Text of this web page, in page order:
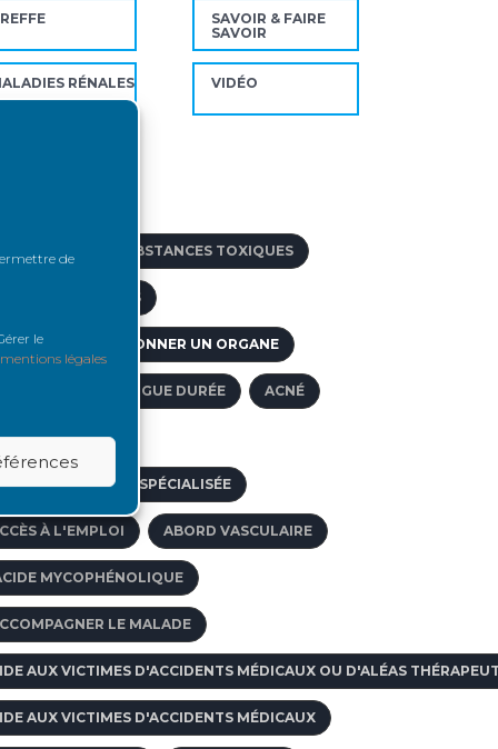
de
le
mentions légales
SAVOIR & FAIRE
SAVOIR
RÉNALES VIDÉO
DE SUBSTANCES TOXIQUES
VASCULAIRES
LIMITE POUR DONNER UN ORGANE
DE LONGUE DURÉE ACNÉ
DE VOYAGE SPÉCIALISÉE
À L'EMPLOI ABORD VASCULAIRE
MYCOPHÉNOLIQUE
LE MALADE
AUX VICTIMES D'ACCIDENTS MÉDICAUX OU D'ALÉAS
AUX VICTIMES D'ACCIDENTS MÉDICAUX